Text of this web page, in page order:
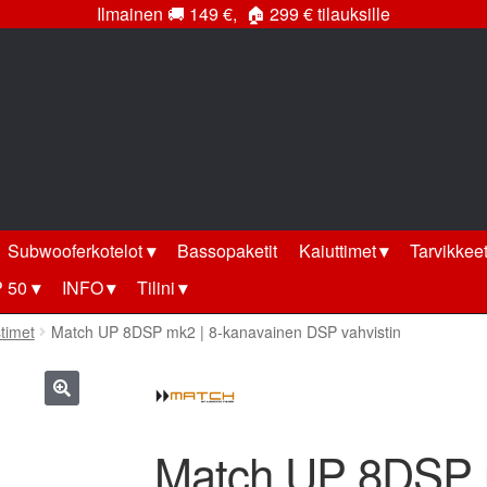
Ilmainen 🚚 149 €, 🏠 299 € tilauksille
Subwooferkotelot Bassopaketit Kaiuttimet
Tarvikkeet
50 INFO Tilini
Match UP 8DSP mk2 | 8-kanavainen DSP vahvistin
Match UP